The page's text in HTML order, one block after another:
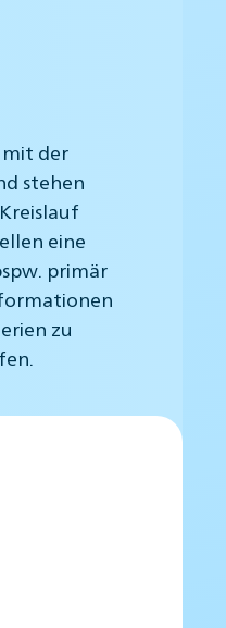
mit der
stehen
eine
primär
zu